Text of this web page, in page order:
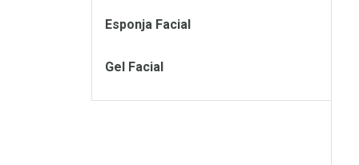
Esponja Facial
Gel Facial